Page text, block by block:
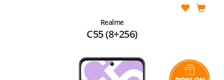
Realme
C55 (8+256)